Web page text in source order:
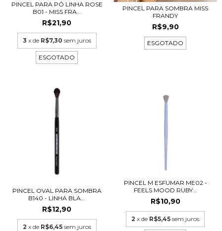
PINCEL PARA PÓ LINHA ROSE
B01 - MISS FRA...
R$21,90
3 x de R$7,30 sem juros
ESGOTADO
PINCEL PARA SOMBRA MISS
FRANDY
R$9,90
ESGOTADO
PINCEL OVAL PARA SOMBRA
B140 - LINHA BLA...
R$12,90
2 x de R$6,45 sem juros
PINCEL M ESFUMAR ME02 -
FEELS MOOD RUBY...
R$10,90
2 x de R$5,45 sem juros